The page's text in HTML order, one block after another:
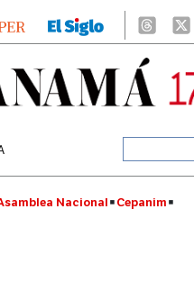
Nacional Cepanim